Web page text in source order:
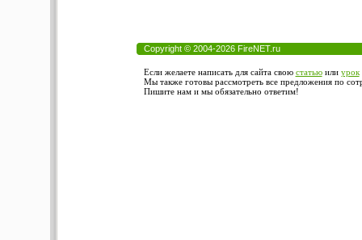
Copyright © 2004-2026 FireNET.ru
Если желаете написать для сайта свою статьюили урок
Мы также готовы рассмотреть все предложения по
Пишите нам и мы обязательно ответим!